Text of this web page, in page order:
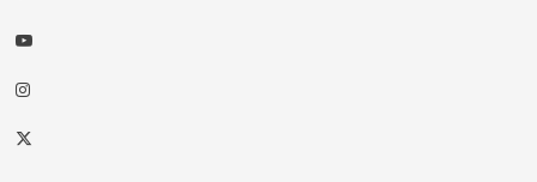
Youtube
Instagram
Twitter